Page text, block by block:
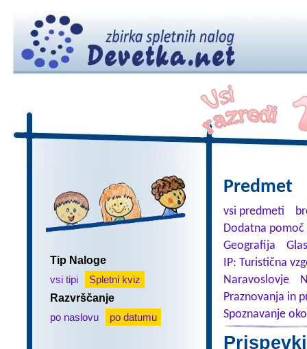
Tip Naloge
vsi tipi
Spletni kviz
Razvrščanje
po naslovu
po datumu
Predmet
vsi predmeti
Dodatna
Geografija
IP: Turistična
Naravoslovje
Praznovanja in
Spoznavanje